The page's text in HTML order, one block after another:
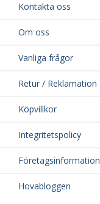
Kontakta oss
Om oss
Vanliga frågor
Retur / Reklamation
Köpvillkor
Integritetspolicy
Företagsinformation
Hovabloggen